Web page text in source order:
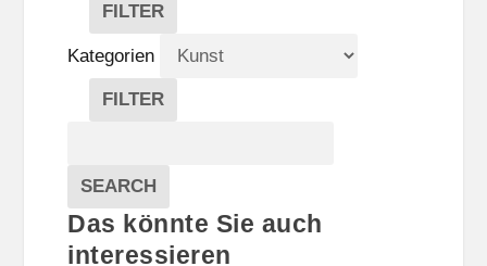
FILTER
V
E
R
A
A
L
T
U
Kategorien
FILTER
E
G
O
R
Veranstaltungen
SEARCH
Das könnte Sie auch
interessieren